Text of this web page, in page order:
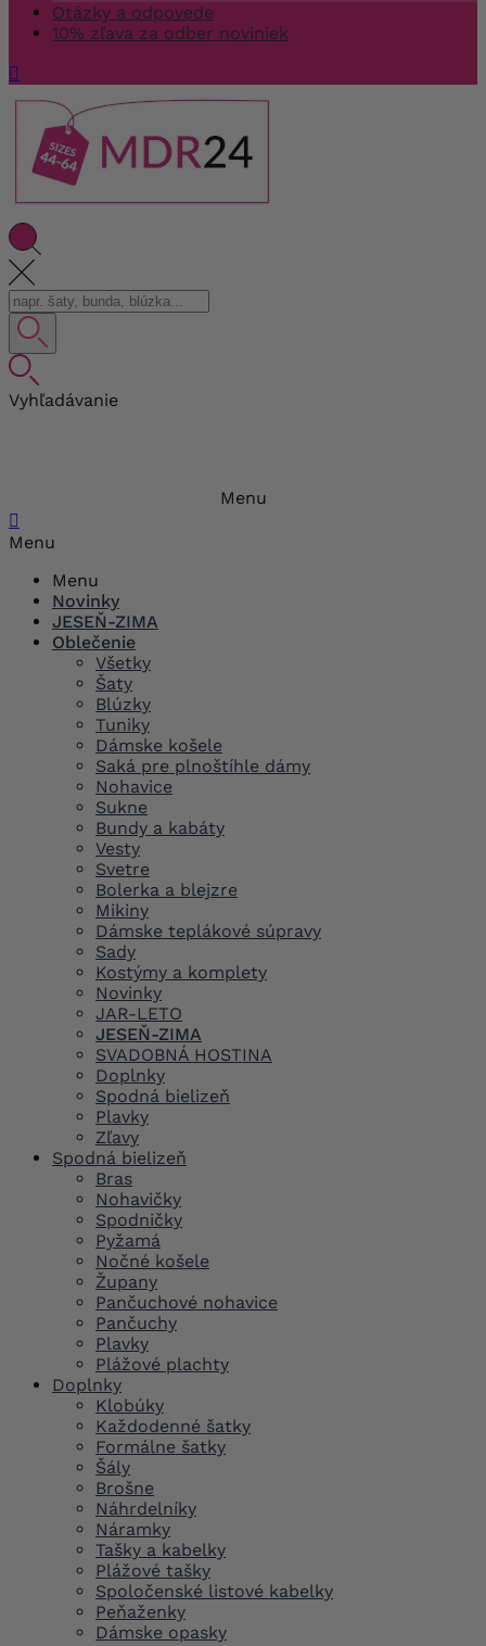
Otázky a odpovede
10% zľava za odber noviniek

Vyhľadávanie
Menu

Menu
Menu
Novinky
JESEŇ-ZIMA
Oblečenie
Všetky
Šaty
Blúzky
Tuniky
Dámske košele
Saká pre plnoštíhle dámy
Nohavice
Sukne
Bundy a kabáty
Vesty
Svetre
Bolerka a blejzre
Mikiny
Dámske teplákové súpravy
Sady
Kostýmy a komplety
Novinky
JAR-LETO
JESEŇ-ZIMA
SVADOBNÁ HOSTINA
Doplnky
Spodná bielizeň
Plavky
Zľavy
Spodná bielizeň
Bras
Nohavičky
Spodničky
Pyžamá
Nočné košele
Župany
Pančuchové nohavice
Pančuchy
Plavky
Plážové plachty
Doplnky
Klobúky
Každodenné šatky
Formálne šatky
Šály
Brošne
Náhrdelníky
Náramky
Tašky a kabelky
Plážové tašky
Spoločenské listové kabelky
Peňaženky
Dámske opasky